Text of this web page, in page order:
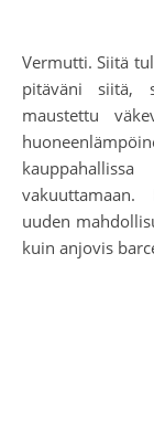
Vermutti. Siitä tuli Barcelonan lomaromanssini. En uskonut
pitäväni siitä,
maustettu
uuden
kuin anjovis